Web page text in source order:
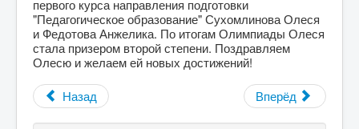
About
Author Login
первого курса направления подготовки
"Педагогическое образование" Сухомлинова Олеся
и Федотова Анжелика. По итогам Олимпиады Олеся
стала призером второй степени. Поздравляем
Олесю и желаем ей новых достижений!
Назад
Вперёд